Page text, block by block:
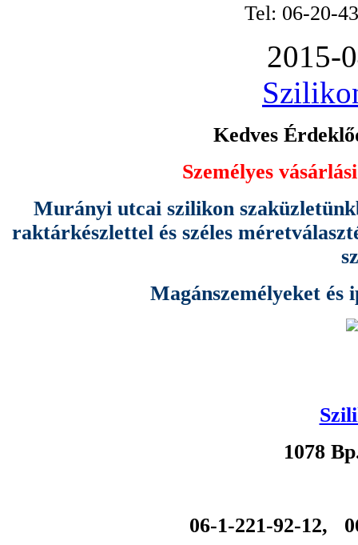
Tel: 06-20-
2015-
Kedves
Személyes
Murányi utcai szilikon
raktárkészlettel és széles
Magánszemélyeket és
1078
06-1-221-92-12,